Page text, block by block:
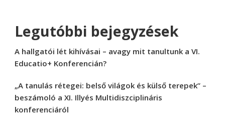
Legutóbbi bejegyzések
A hallgatói lét kihívásai – avagy mit tanultunk a VI.
Educatio+ Konferencián?
„A tanulás rétegei: belső világok és külső terepek” –
beszámoló a XI. Illyés Multidiszciplináris
konferenciáról